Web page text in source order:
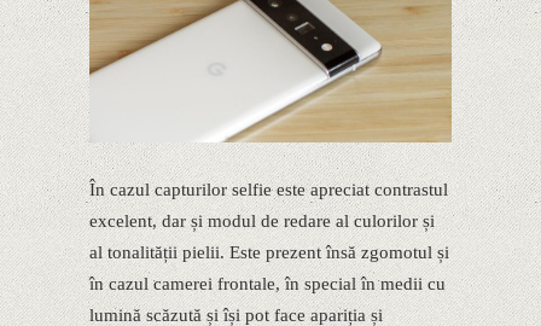
În cazul capturilor selfie este apreciat contrastul
excelent, dar și modul de redare al culorilor și
al tonalității pielii. Este prezent însă zgomotul și
în cazul camerei frontale, în special în medii cu
lumină scăzută și își pot face apariția și